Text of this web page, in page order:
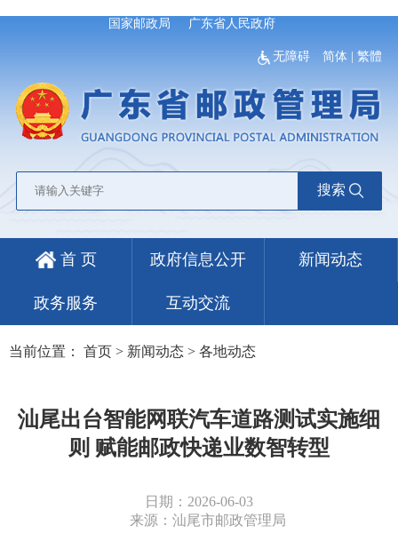
国家邮政局 广东省人民政府
无障碍 简体 |繁體
搜索
首 页 政府信息公开 新闻动态
政务服务 互动交流
当前位置： 首页 > 新闻动态 > 各地动态
汕尾出台智能网联汽车道路测试实施细
则 赋能邮政快递业数智转型
日期：2026-06-03
来源：汕尾市邮政管理局